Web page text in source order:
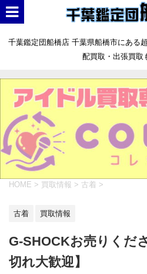
千葉鑑定団船橋店 千葉県船橋市にあ
配買取・出張買取
HOME > 買取情報 > 古着 >
古着 買取情報
G-SHOCKお売りくだ
切れ大歓迎】